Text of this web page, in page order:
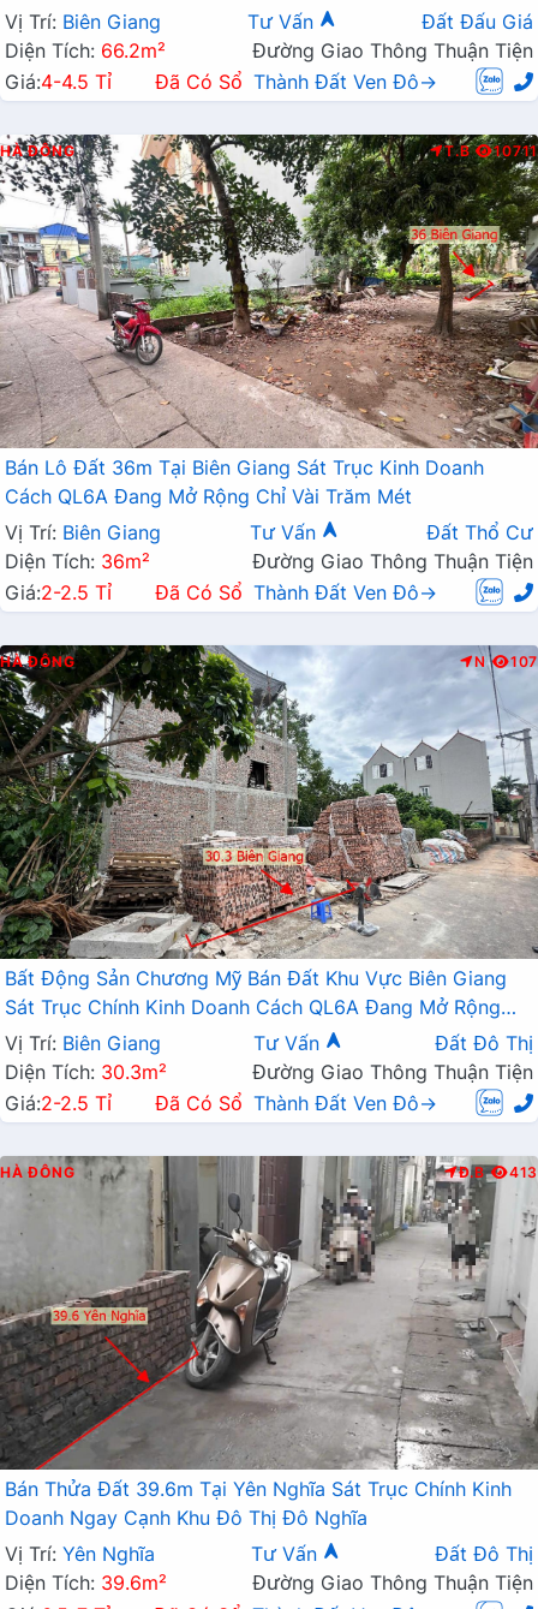
Mở Rộng
Vị Trí: Biên Giang Tư Vấn
Đất Đấu Giá
Diện Tích: 66.2m²
Đường Giao Thông Thuận Tiện
Giá:4-4.5 Tỉ Đã Có Sổ Thành Đất Ven Đô→
HÀ ĐÔNG T.B 10711
Bán Lô Đất 36m Tại Biên Giang Sát Trục Kinh Doanh
Cách QL6A Đang Mở Rộng Chỉ Vài Trăm Mét
Vị Trí: Biên Giang Tư Vấn
Đất Thổ Cư
Diện Tích: 36m²
Đường Giao Thông Thuận Tiện
Giá:2-2.5 Tỉ Đã Có Sổ Thành Đất Ven Đô→
HÀ ĐÔNG N 107
Bất Động Sản Chương Mỹ Bán Đất Khu Vực Biên Giang
Sát Trục Chính Kinh Doanh Cách QL6A Đang Mở Rộng
Chỉ Vài Trăm Mét
Vị Trí: Biên Giang Tư Vấn
Đất Đô Thị
Diện Tích: 30.3m²
Đường Giao Thông Thuận Tiện
Giá:2-2.5 Tỉ Đã Có Sổ Thành Đất Ven Đô→
HÀ ĐÔNG Đ.B 413
Bán Thửa Đất 39.6m Tại Yên Nghĩa Sát Trục Chính Kinh
Doanh Ngay Cạnh Khu Đô Thị Đô Nghĩa
Vị Trí: Yên Nghĩa Tư Vấn
Đất Đô Thị
Diện Tích: 39.6m²
Đường Giao Thông Thuận Tiện